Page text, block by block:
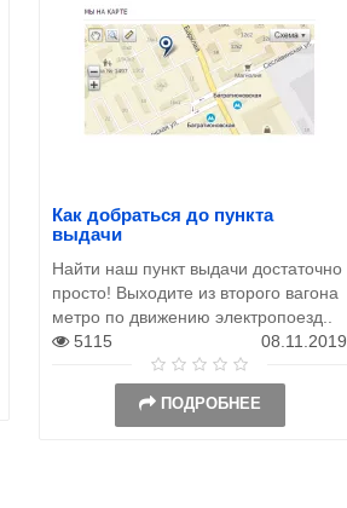
Как добраться до пункта
выдачи
Найти наш пункт выдачи достаточно
просто! Выходите из второго вагона
метро по движению электропоезд..
5115
08.11.2019
ПОДРОБНЕЕ